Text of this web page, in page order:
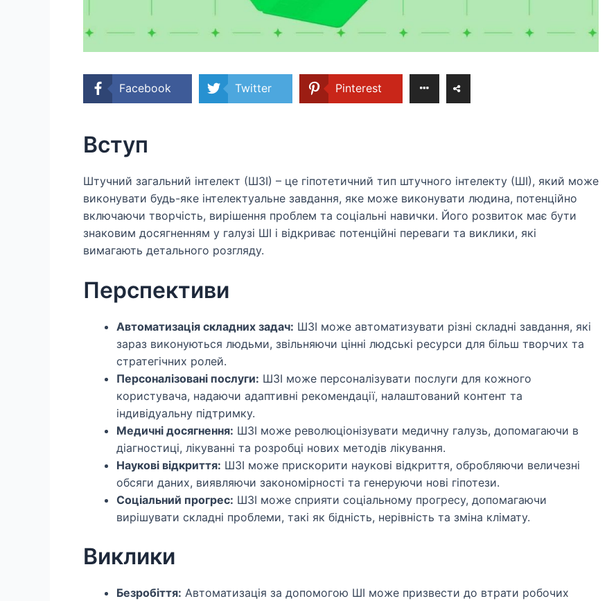
Facebook Twitter Pinterest
Вступ
Штучний загальний інтелект (ШЗІ) – це гіпотетичний тип штучного інтелекту (ШІ), який може
виконувати будь-яке інтелектуальне завдання, яке може виконувати людина, потенційно
включаючи творчість, вирішення проблем та соціальні навички. Його розвиток має бути
знаковим досягненням у галузі ШІ і відкриває потенційні переваги та виклики, які
вимагають детального розгляду.
Перспективи
Автоматизація складних задач: ШЗІ може автоматизувати різні складні завдання, які
зараз виконуються людьми, звільняючи цінні людські ресурси для більш творчих та
стратегічних ролей.
Персоналізовані послуги: ШЗІ може персоналізувати послуги для кожного
користувача, надаючи адаптивні рекомендації, налаштований контент та
індивідуальну підтримку.
Медичні досягнення: ШЗІ може революціонізувати медичну галузь, допомагаючи в
діагностиці, лікуванні та розробці нових методів лікування.
Наукові відкриття: ШЗІ може прискорити наукові відкриття, обробляючи величезні
обсяги даних, виявляючи закономірності та генеруючи нові гіпотези.
Соціальний прогрес: ШЗІ може сприяти соціальному прогресу, допомагаючи
вирішувати складні проблеми, такі як бідність, нерівність та зміна клімату.
Виклики
Безробіття: Автоматизація за допомогою ШІ може призвести до втрати робочих